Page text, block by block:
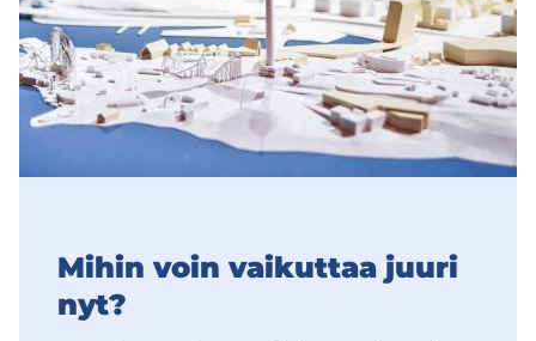
Mihin voin vai­kut­taa juuri
nyt?